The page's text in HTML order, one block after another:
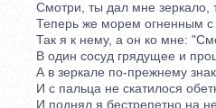
Смотри, ты дал мне зеркало,
Теперь же морем огненным с
Так я к нему, а он ко мне:
В один сосуд грядущее и
А в зеркале по-прежнему
И с пальца не скатилося
И поднял я бестрепетно на